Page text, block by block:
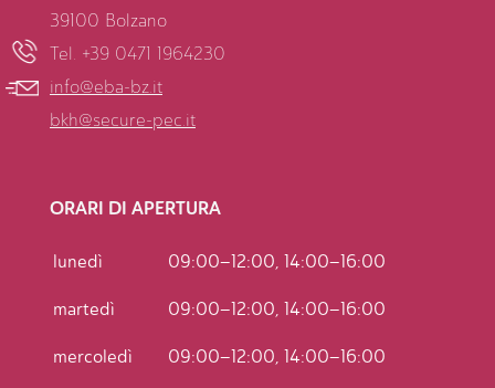
39100 Bolzano
Tel. +39 0471 1964230
info@eba-bz.it
bkh@secure-pec.it
ORARI DI APERTURA
lunedì 09:00–12:00, 14:00–16:00
martedì 09:00–12:00, 14:00–16:00
mercoledì 09:00–12:00, 14:00–16:00